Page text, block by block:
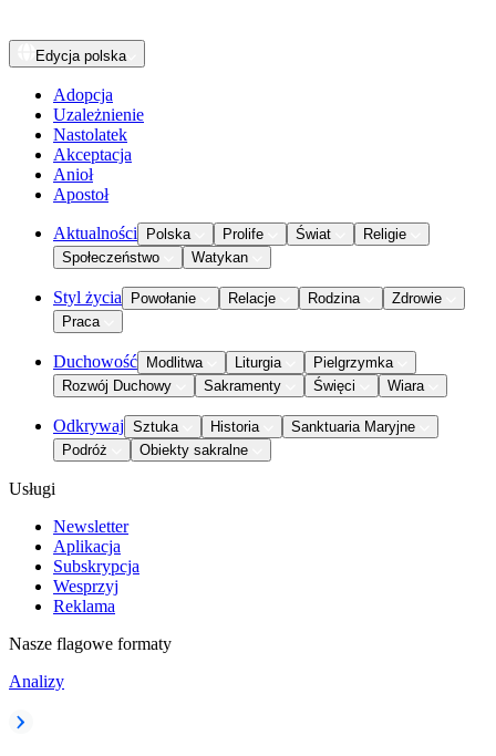
Edycja polska
Adopcja
Uzależnienie
Nastolatek
Akceptacja
Anioł
Apostoł
Aktualności Polska Prolife Świat
Religie
Społeczeństwo
Watykan
Styl życia Powołanie Relacje Rodzina
Zdrowie
Praca
Duchowość Modlitwa Liturgia
Pielgrzymka
Rozwój Duchowy
Sakramenty Święci Wiara
Odkrywaj Sztuka Historia
Sanktuaria Maryjne
Podróż
Obiekty sakralne
Usługi
Newsletter
Aplikacja
Subskrypcja
Wesprzyj
Reklama
Nasze flagowe formaty
Analizy